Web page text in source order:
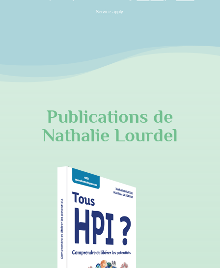
Serviceapply.
Publications de
Nathalie Lourdel